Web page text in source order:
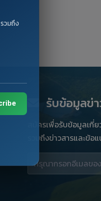
รับข้อมูลข่
สมัครเพื่อรับข้อมูลเ
รวมถึงข่าวสารและข้อ
วมถึง